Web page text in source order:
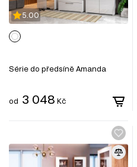
5.00
Série do předsíně Amanda
od 3 048 Kč